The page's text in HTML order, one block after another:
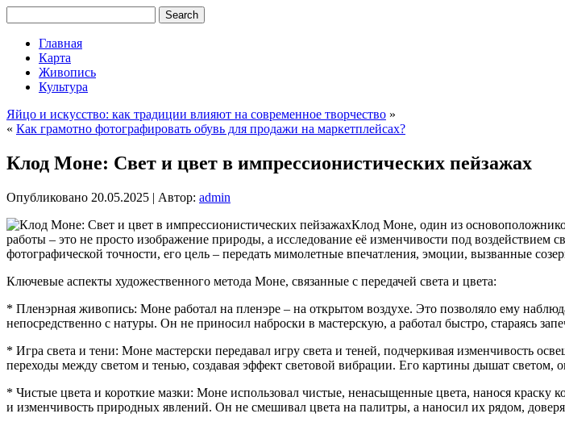
Главная
Карта
Живопись
Культура
Яйцо и искусство: как традиции влияют на современное творчество »
« Как грамотно фотографировать обувь для продажи на маркетплейсах?
Клод Моне: Свет и цвет в импрессионистических пейзажах
Опубликовано 20.05.2025 | Автор: admin
Клод Моне, один из
работы – это не просто изображение природы, а исследование её изменчивости под
фотографической точности, его цель – передать мимолетные впечатления, эмоции, вызванные
Ключевые аспекты художественного метода Моне, связанные с передачей света и цвета:
* Пленэрная живопись: Моне работал на пленэре – на открытом воздухе. Это позволяло ему
непосредственно с натуры. Он не приносил наброски в мастерскую, а работал быстро, стараясь
* Игра света и тени: Моне мастерски передавал игру света и теней, подчеркивая изменчивость
переходы между светом и тенью, создавая эффект световой вибрации. Его картины дышат светом,
* Чистые цвета и короткие мазки: Моне использовал чистые, ненасыщенные цвета, нанося
и изменчивость природных явлений. Он не смешивал цвета на палитры, а наносил их рядом,